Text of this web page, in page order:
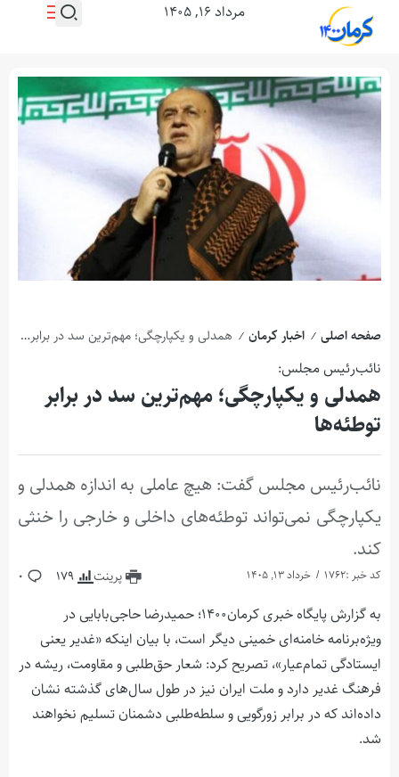
مرداد ۱۶, ۱۴۰۵
صفحه اصلی / اخبار کرمان / همدلی و یکپارچگی؛ مهم‌ترین سد در برابر توطئه‌ها
نائب‌رئیس مجلس:
همدلی و یکپارچگی؛ مهم‌ترین سد در برابر
توطئه‌ها
نائب‌رئیس مجلس گفت: هیچ عاملی به اندازه همدلی و
یکپارچگی نمی‌تواند توطئه‌های داخلی و خارجی را خنثی
کند.
کد خبر :1762 خرداد 13, 1405 پرینت 179
0
به گزارش پایگاه خبری کرمان۱۴۰۰؛ حمیدرضا حاجی‌بابایی در
ویژه‌برنامه خامنه‌ای خمینی دیگر است، با بیان اینکه «غدیر یعنی
ایستادگی تمام‌عیار»، تصریح کرد: شعار حق‌طلبی و مقاومت، ریشه در
فرهنگ غدیر دارد و ملت ایران نیز در طول سال‌های گذشته نشان
داده‌اند که در برابر زورگویی و سلطه‌طلبی دشمنان تسلیم نخواهند
شد.